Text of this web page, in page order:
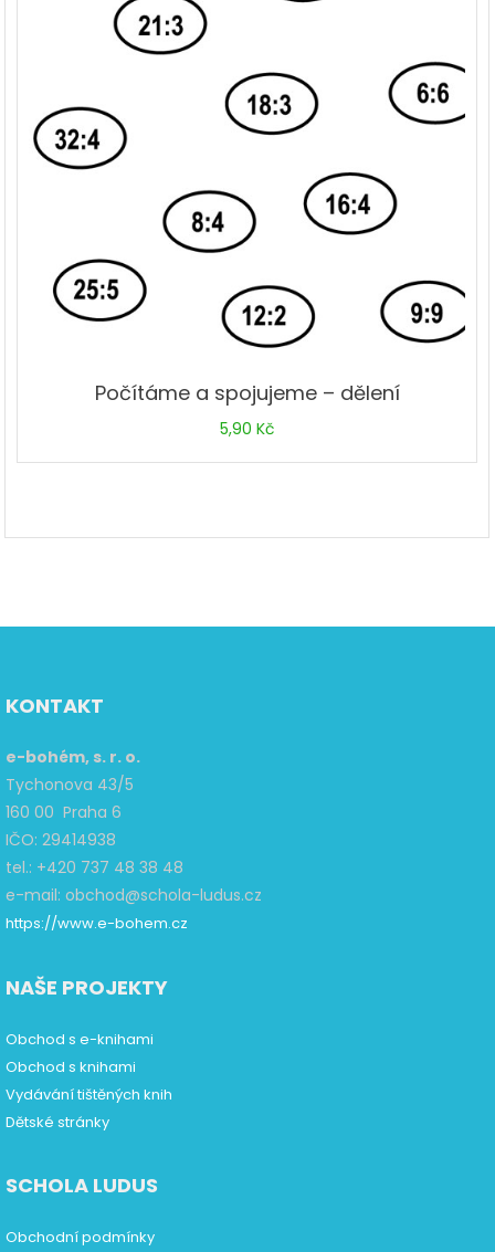
Počítáme a spojujeme – dělení
5,90 Kč
KONTAKT
e-bohém, s. r. o.
Tychonova 43/5
160 00 Praha 6
IČO: 29414938
tel.: +420 737 48 38 48
e-mail: obchod@schola-ludus.cz
https://www.e-bohem.cz
NAŠE PROJEKTY
Obchod s e-knihami
Obchod s knihami
Vydávání tištěných knih
Dětské stránky
SCHOLA LUDUS
Obchodní podmínky